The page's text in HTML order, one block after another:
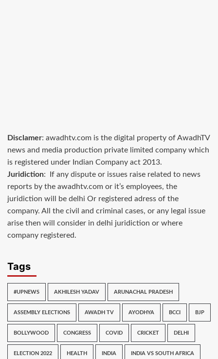
Disclamer: awadhtv.com is the digital property of AwadhTV
news and media production private limited company which
is registered under Indian Company act 2013.
Juridiction: If any dispute or issues raise related to news
reports by the awadhtv.com or it’s employees, the
juridiction will be delhi Or registered adress of the
company. All the civil and criminal cases, or any legal issue
arise then will consider in delhi juridiction or where
company registered.
Tags
#UPNEWS AKHILESH YADAV ARUNACHAL PRADESH
ASSEMBLY ELECTIONS AWADH TV AYODHYA BCCI BJP
BOLLYWOOD CONGRESS COVID CRICKET DELHI
ELECTION 2022 HEALTH INDIA INDIA VS SOUTH AFRICA